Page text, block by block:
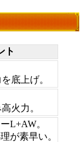
ト
底上げ。
火力。
L+AW。
が素早い。